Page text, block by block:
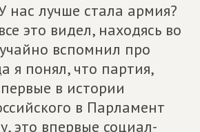
нас лучше стала армия?
это видел, находясь во
вспомнил про
я понял, что партия,
в истории
в Парламент
это впервые социал-